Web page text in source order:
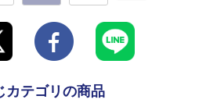
カテゴリの商品